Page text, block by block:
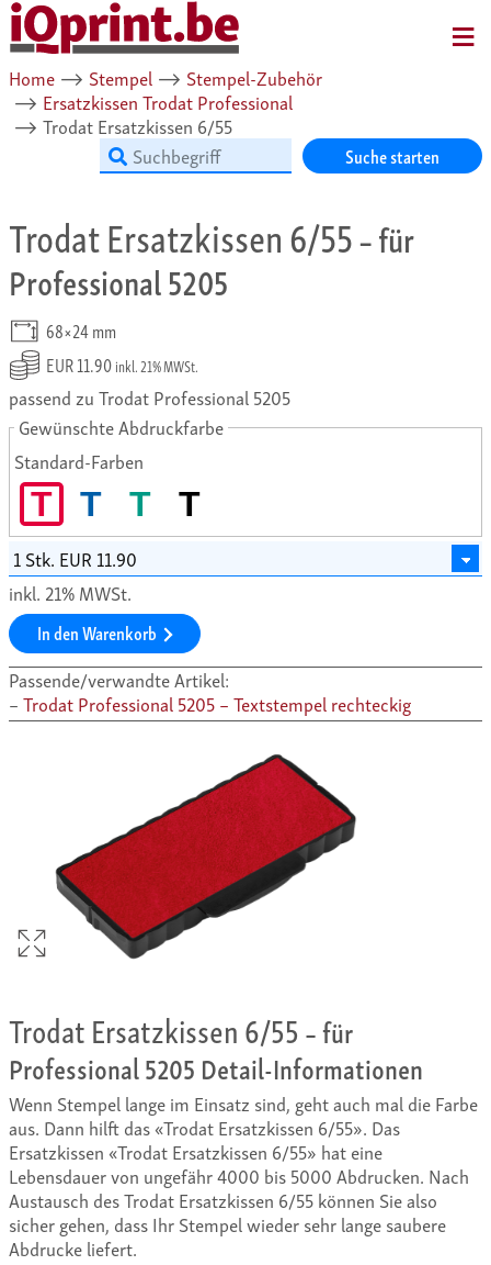
Home ⟶ Stempel ⟶ Stempel-Zubehör
⟶ Ersatzkissen Trodat Professional
⟶ Trodat Ersatzkissen 6/55
Suche starten
Trodat Ersatzkissen 6/55– für
Professional 5205
68×24 mm
EUR 11.90inkl. 21% MWSt.
passend zu Trodat Professional 5205
Gewünschte Abdruckfarbe
Standard-Farben
T T T T
inkl. 21% MWSt.
In den Warenkorb
Passende/verwandte Artikel:
Trodat Professional 5205 – Textstempel rechteckig
Trodat Ersatzkissen 6/55– für
Professional 5205 Detail-Informationen
Wenn Stempel lange im Einsatz sind, geht auch mal die Farbe
aus. Dann hilft das «Trodat Ersatzkissen 6/55». Das
Ersatzkissen «Trodat Ersatzkissen 6/55» hat eine
Lebensdauer von ungefähr 4000 bis 5000 Abdrucken. Nach
Austausch des Trodat Ersatzkissen 6/55 können Sie also
sicher gehen, dass Ihr Stempel wieder sehr lange saubere
Abdrucke liefert.